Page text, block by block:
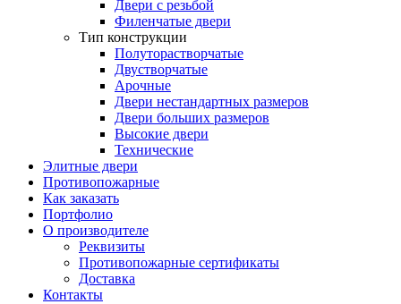
Двери с резьбой
Филенчатые двери
Тип конструкции
Полуторастворчатые
Двустворчатые
Арочные
Двери нестандартных размеров
Двери больших размеров
Высокие двери
Технические
Элитные двери
Противопожарные
Как заказать
Портфолио
О производителе
Реквизиты
Противопожарные сертификаты
Доставка
Контакты